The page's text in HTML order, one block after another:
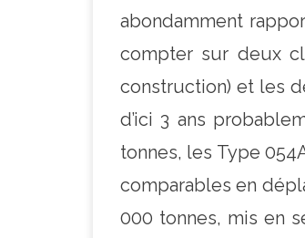
abondamment
compter sur deux
construction) et les
d’ici 3 ans
tonnes, les Type
comparables en
000 tonnes, mis en